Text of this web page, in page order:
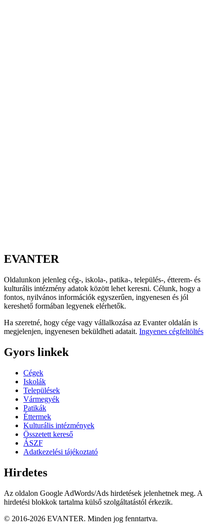
EVANTER
Oldalunkon jelenleg cég-, iskola-, patika-, település-, étterem- és
kulturális intézmény adatok között lehet keresni. Célunk, hogy a
fontos, nyilvános információk egyszerűen, ingyenesen és jól
kereshető formában legyenek elérhetők.
Ha szeretné, hogy cége vagy vállalkozása az Evanter oldalán is
megjelenjen, ingyenesen beküldheti adatait. Ingyenes cégfeltöltés
Gyors linkek
Cégek
Iskolák
Települések
Vármegyék
Patikák
Éttermek
Kulturális intézmények
Összetett kereső
ÁSZF
Adatkezelési tájékoztató
Hirdetes
Az oldalon Google AdWords/Ads hirdetések jelenhetnek meg. A
hirdetési blokkok tartalma külső szolgáltatástól érkezik.
© 2016-2026 EVANTER. Minden jog fenntartva.